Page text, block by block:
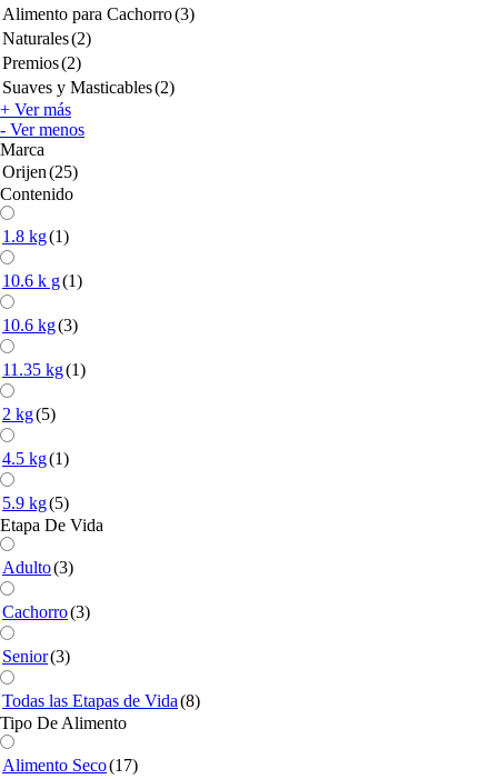
Alimento para Cachorro(3)
Naturales(2)
Premios(2)
Suaves y Masticables(2)
+ Ver más
- Ver menos
Marca
Orijen(25)
Contenido
1.8 kg(1)
10.6 k g(1)
10.6 kg(3)
11.35 kg(1)
2 kg(5)
4.5 kg(1)
5.9 kg(5)
Etapa De Vida
Adulto(3)
Cachorro(3)
Senior(3)
Todas las Etapas de Vida(8)
Tipo De Alimento
Alimento Seco(17)